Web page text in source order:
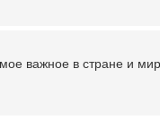
важное в стране и